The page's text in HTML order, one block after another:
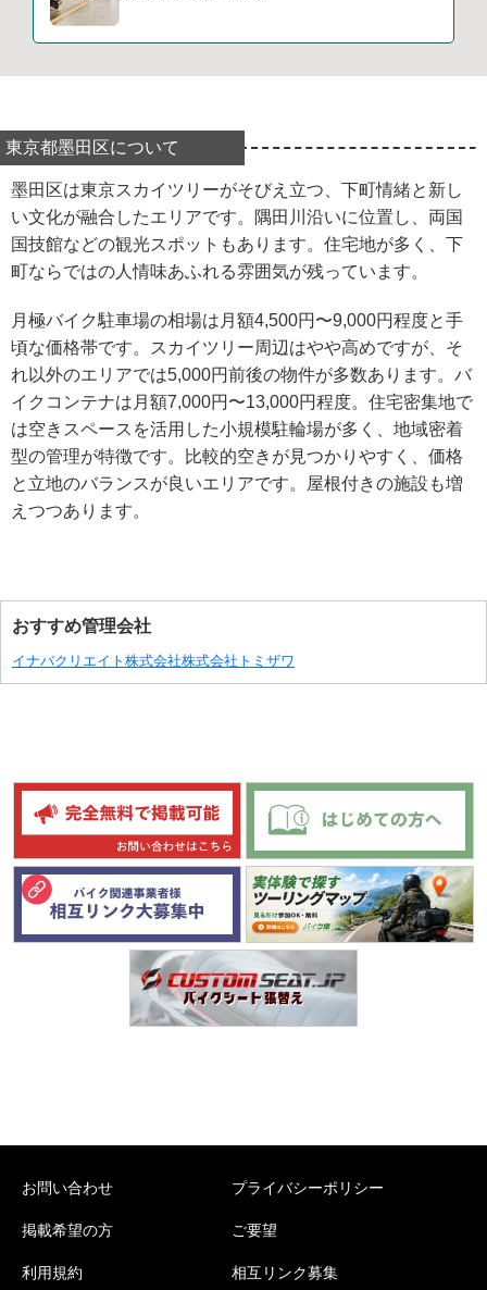
東京都墨田区について
墨田区は東京スカイツリーがそびえ立つ、下町情緒と新し
い文化が融合したエリアです。隅田川沿いに位置し、両国
国技館などの観光スポットもあります。住宅地が多く、下
町ならではの人情味あふれる雰囲気が残っています。
月極バイク駐車場の相場は月額4,500円〜9,000円程度と手
頃な価格帯です。スカイツリー周辺はやや高めですが、そ
れ以外のエリアでは5,000円前後の物件が多数あります。バ
イクコンテナは月額7,000円〜13,000円程度。住宅密集地で
は空きスペースを活用した小規模駐輪場が多く、地域密着
型の管理が特徴です。比較的空きが見つかりやすく、価格
と立地のバランスが良いエリアです。屋根付きの施設も増
えつつあります。
おすすめ管理会社
イナバクリエイト株式会社株式会社トミザワ
お問い合わせ プライバシーポリシー
掲載希望の方 ご要望
利用規約 相互リンク募集